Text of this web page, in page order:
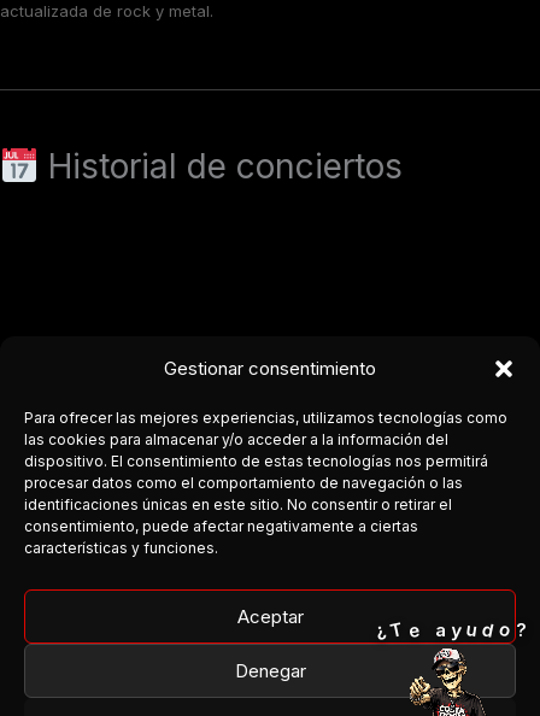
Gestionar consentimiento
Para ofrecer las mejores experiencias, utilizamos tecnologías como
las cookies para almacenar y/o acceder a la información del
dispositivo. El consentimiento de estas tecnologías nos permitirá
procesar datos como el comportamiento de navegación o las
identificaciones únicas en este sitio. No consentir o retirar el
consentimiento, puede afectar negativamente a ciertas
características y funciones.
Aceptar
Denegar
actualizada de rock y metal.
Historial de conciertos
COSTA DEL ROCK
Medio independiente dedicado a la escena rock y metal en
Facebook
¿T e a y udo ?